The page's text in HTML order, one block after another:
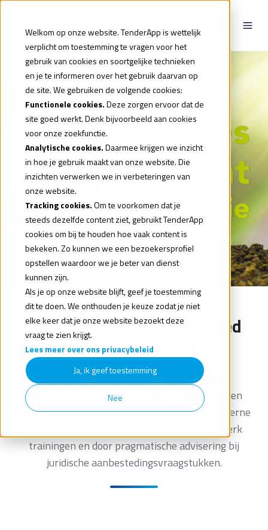
Welkom op onze website. TenderApp is wettelijk
verplicht om toestemming te vragen voor het
gebruik van cookies en soortgelijke technieken
en je te informeren over het gebruik daarvan op
de site. We gebruiken de volgende cookies:
Functionele cookies.Deze zorgen ervoor dat de
site goed werkt. Denk bijvoorbeeld aan cookies
voor onze zoekfunctie.
Analytische cookies.Daarmee krijgen we inzicht
in hoe je gebruik maakt van onze website. Die
inzichten verwerken we in verbeteringen van
onze website.
Tracking cookies.Om te voorkomen dat je
steeds dezelfde content ziet, gebruikt TenderApp
cookies om bij te houden hoe vaak content is
bekeken. Zo kunnen we een bezoekersprofiel
opstellen waardoor we je beter van dienst
kunnen zijn.
Als je op onze website blijft, geef je toestemming
dit te doen. We onthouden je keuze zodat je niet
elke keer dat je onze website bezoekt deze
vraag te zien krijgt.
Lees meer over ons privacybeleid
Ja, ik geef toestemming
Nee
De specialisten op het gebied
van aanbesteden
Wij zijn partner in groei. Door samen
aanbestedingen te winnen. Door het werven en
selecteren van de beste specialisten voor je interne
tenderteam. Door het verzorgen van maatwerk
trainingen en door pragmatische advisering bij
juridische aanbestedingsvraagstukken.